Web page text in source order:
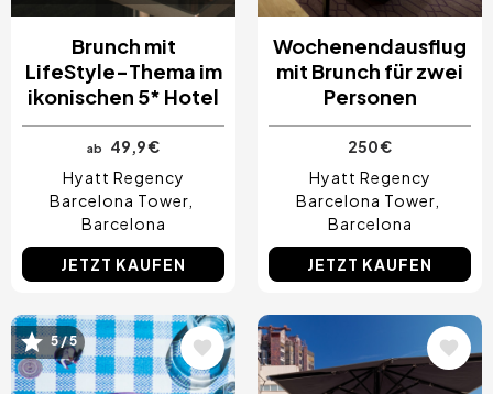
Brunch mit
LifeStyle-Thema im
ikonischen 5* Hotel
ab
49,9 €
Hyatt Regency
Barcelona Tower
Barcelona
JETZT KAUFEN
Wochenendausflug
mit Brunch für zwei
Personen
250 €
Hyatt Regency
Barcelona Tower
Barcelona
JETZT KAUFEN
Bild5 / 5 Bild